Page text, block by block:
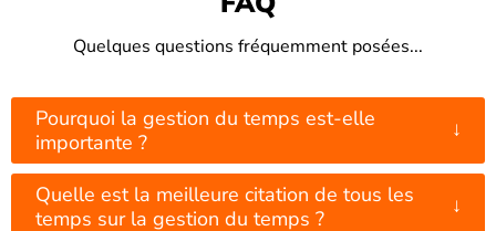
Quelques questions fréquemment posées...
Pourquoi la gestion du temps est-elle
importante ?
↓
Quelle est la meilleure citation de tous les
temps sur la gestion du temps ?
↓